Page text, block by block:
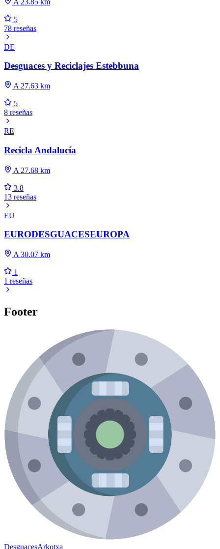
5
78 reseñas
DE
Desguaces y Reciclajes Estebbuna
A 27.63 km
5
8 reseñas
RE
Recicla Andalucía
A 27.68 km
3.8
13 reseñas
EU
EURODESGUACESEUROPA
A 30.07 km
1
1 reseñas
Footer
DesguacesArkotxa